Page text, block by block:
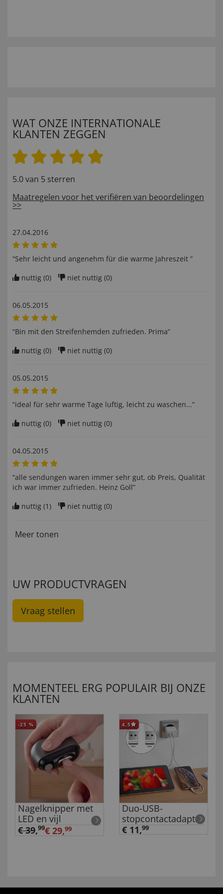
WAT ONZE INTERNATIONALE
KLANTEN ZEGGEN
5.0 van 5 sterren
Maatregelen voor het verifiëren van beoordelingen
>>
27.04.2016
“Sehr leicht und angenehm für die warme Jahreszeit ”
nuttig (0) niet nuttig (0)
06.05.2015
“Bin mit den Streifenhemden zufrieden. Prima”
nuttig (0) niet nuttig (0)
05.05.2015
“ideal für sehr warme Tage luftig, leicht zu waschen...”
nuttig (0) niet nuttig (0)
04.05.2015
“alle sendungen waren immer sehr gut, ob Preis, Qualität
ich war immer zufrieden. Heinz Goll”
nuttig (1) niet nuttig (0)
Meer tonen
UW PRODUCTVRAGEN
Vraag stellen
MOMENTEEL ERG POPULAIR BIJ ONZE
KLANTEN
-25 %
Nagelknipper met
LED en vijl
€ 39,99€ 29,99
4,5
Duo-USB-
stopcontactadapter
€ 11,99